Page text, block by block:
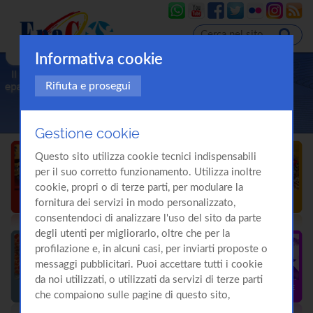
Informativa cookie
Rifiuta e prosegui
Gestione cookie
Questo sito utilizza cookie tecnici indispensabili
per il suo corretto funzionamento. Utilizza inoltre
cookie, propri o di terze parti, per modulare la
fornitura dei servizi in modo personalizzato,
consentendoci di analizzare l'uso del sito da parte
degli utenti per migliorarlo, oltre che per la
profilazione e, in alcuni casi, per inviarti proposte o
messaggi pubblicitari. Puoi accettare tutti i cookie
da noi utilizzati, o utilizzati da servizi di terze parti
che compaiono sulle pagine di questo sito,
premendo il pulsante "Accetta tutti i cookie"